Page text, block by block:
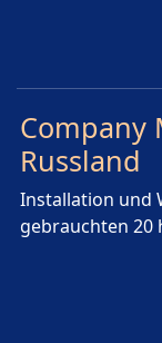
Company
Russland
Installation und
gebrauchten 20